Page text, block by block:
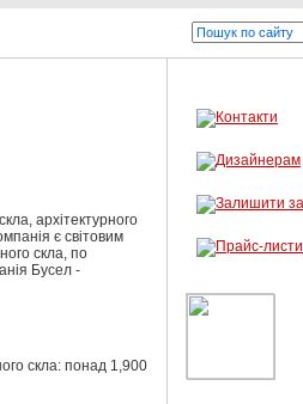
склопакети! Бусел - скло від світових
архітектурного
є світовим
скла, по
Бусел -
скла: понад 1,900